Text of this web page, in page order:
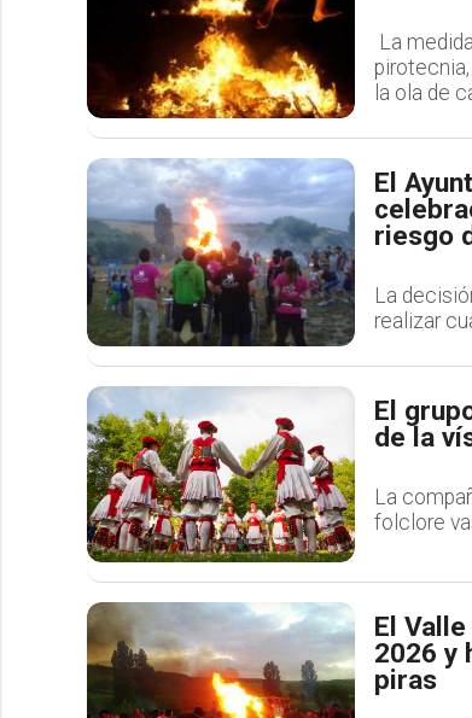
La
la ola de
El
riesgo
La
realizar
El
de la
La
folclore
El
2026 y
piras